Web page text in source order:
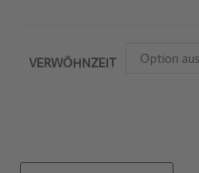
VERWÖHNZEIT Option